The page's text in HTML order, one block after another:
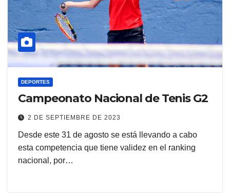
DEPORTES
Campeonato Nacional de Tenis G2
2 DE SEPTIEMBRE DE 2023
Desde este 31 de agosto se está llevando a cabo
esta competencia que tiene validez en el ranking
nacional, por…